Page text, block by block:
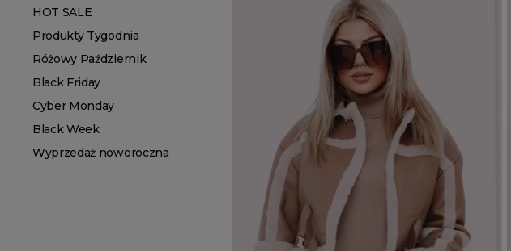
HOT SALE
Produkty Tygodnia
Różowy Październik
Black Friday
Cyber Monday
Black Week
Wyprzedaż noworoczna